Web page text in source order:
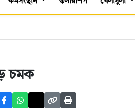
কর্মসংস্থান স্কলারশিপ খেলাধুলা
চমক